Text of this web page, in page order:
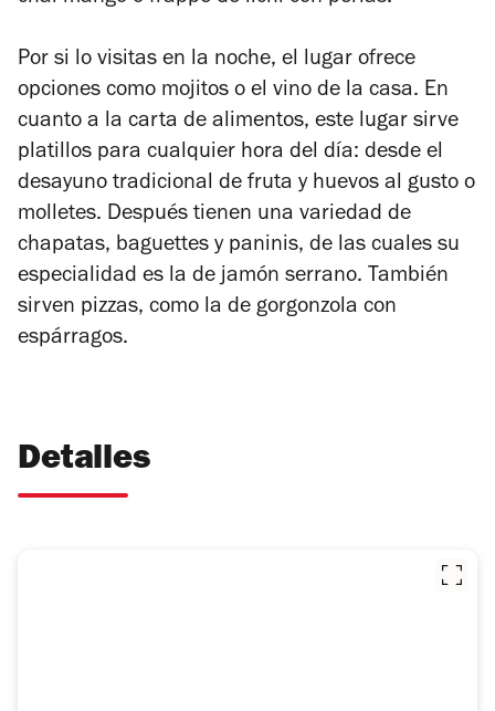
Por si lo visitas en la noche, el lugar ofrece
opciones como mojitos o el vino de la casa. En
cuanto a la carta de alimentos, este lugar sirve
platillos para cualquier hora del día: desde el
desayuno tradicional de fruta y huevos al gusto o
molletes. Después tienen una variedad de
chapatas, baguettes y paninis, de las cuales su
especialidad es la de jamón serrano. También
sirven pizzas, como la de gorgonzola con
espárragos.
Detalles